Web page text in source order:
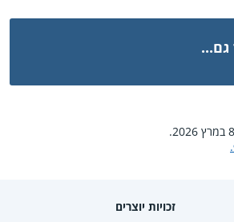
גם...
זכויות יוצרים